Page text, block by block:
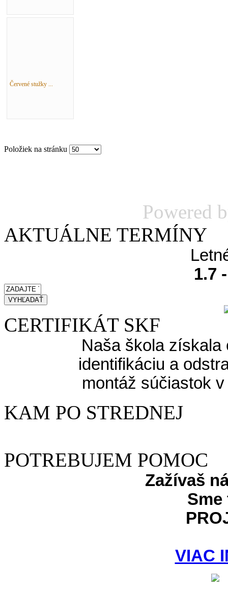
Červené stužky ...
Položiek na stránku
Powered
AKTUÁLNE TERMÍNY
1.7
CERTIFIKÁT SKF
Naša škola získala
identifikáciu a
montáž súčiastok
KAM PO STREDNEJ
POTREBUJEM POMOC
Zažívaš
Sme
VIAC